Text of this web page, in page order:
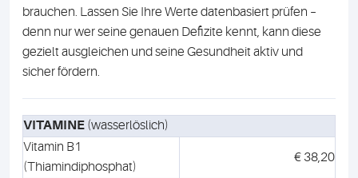
brauchen. Lassen Sie Ihre Werte datenbasiert prüfen –
denn nur wer seine genauen Defizite kennt, kann diese
gezielt ausgleichen und seine Gesundheit aktiv und
sicher fördern.
VITAMINE (wasserlöslich)
Vitamin B1
(Thiamindiphosphat)
€ 38,20